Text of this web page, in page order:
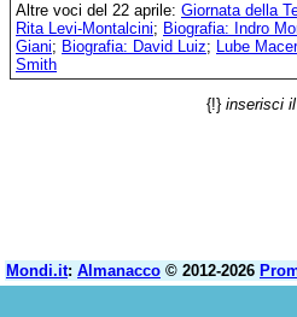
Altre voci del 22 aprile: Giornata della
Rita Levi-Montalcini; Biografia: Indro
Giani; Biografia: David Luiz; Lube
Smith
{!} inserisci il
Mondi.it: Almanacco © 2012-2026